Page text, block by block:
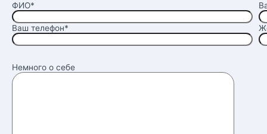
ФИО*
Ваш телефон*
Немного о себе